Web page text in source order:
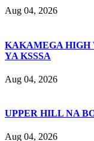
Aug 04, 2026
KAKAMEGA HIGH
YA KSSSA
Aug 04, 2026
UPPER HILL NA
Aug 04, 2026